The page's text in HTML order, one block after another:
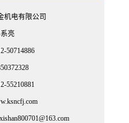
机电有限公司
亮
50714886
55210881